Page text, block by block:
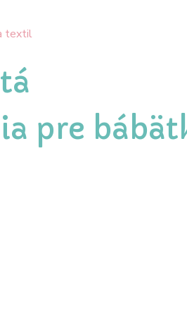
textil
pre